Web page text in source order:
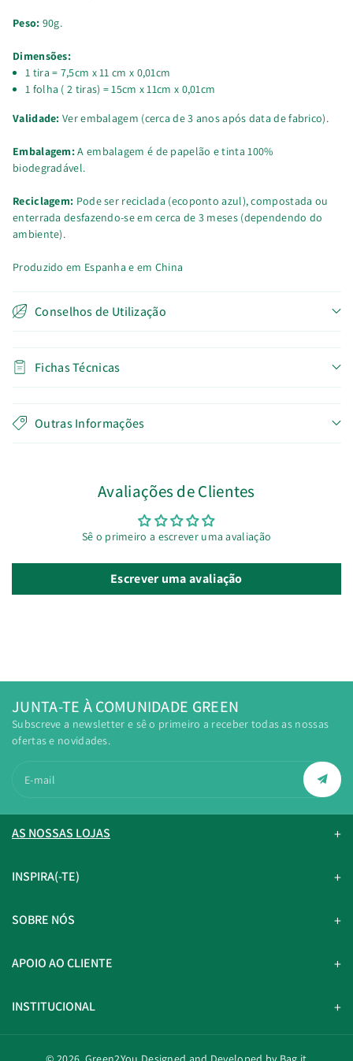
Peso: 90g.
Dimensões:
1 tira = 7,5cm x 11 cm x 0,01cm
1 folha ( 2 tiras) = 15cm x 11cm x 0,01cm
Validade: Ver embalagem (cerca de 3 anos após data de fabrico).
Embalagem:A embalagem é de papelão e tinta 100%
biodegradável.
Reciclagem: Pode ser reciclada (ecoponto azul), compostada ou
enterrada desfazendo-se em cerca de 3 meses (dependendo do
ambiente).
Produzido em Espanha e em China
Conselhos de Utilização
Fichas Técnicas
Outras Informações
Avaliações de Clientes
Sê o primeiro a escrever uma avaliação
Escrever uma avaliação
JUNTA-TE À COMUNIDADE GREEN
Subscreve a newsletter e sê o primeiro a receber todas as nossas
ofertas e novidades.
E-mail
AS NOSSAS LOJAS
INSPIRA(-TE)
SOBRE NÓS
APOIO AO CLIENTE
INSTITUCIONAL